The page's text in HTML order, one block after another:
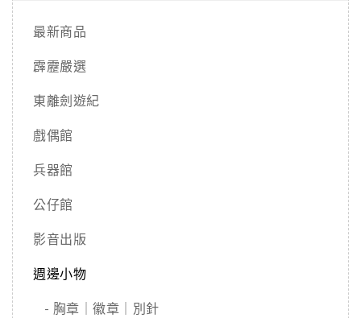
最新商品
霹靂嚴選
東離劍遊紀
戲偶館
兵器館
公仔館
影音出版
週邊小物
- 胸章｜徽章｜別針